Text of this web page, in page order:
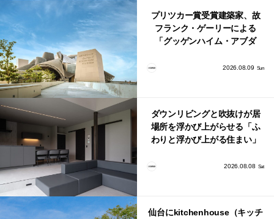
プリツカー賞受賞建築家、故
フランク・ゲーリーによる
「グッゲンハイム・アブダ
2026.08.09 Sun
ダウンリビングと吹抜けが居
場所を浮かび上がらせる「ふ
わりと浮かび上がる住まい」
2026.08.08 Sat
仙台にkitchenhouse（キッチ